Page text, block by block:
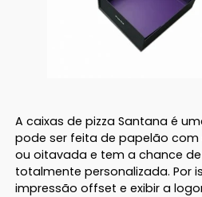
A caixas de pizza Santana é
pode ser feita de papelão
ou oitavada e tem a chance
totalmente personalizada. Por
impressão offset e exibir a